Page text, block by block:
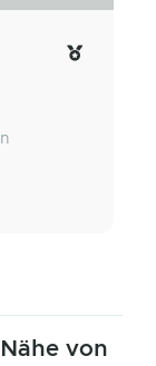
von